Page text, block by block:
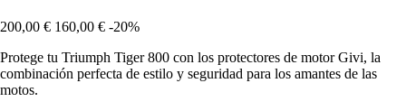
200,00 € 160,00 € -20%
Protege tu Triumph Tiger 800 con los protectores de motor Givi, la
combinación perfecta de estilo y seguridad para los amantes de las
motos.